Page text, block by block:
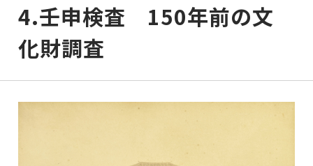
4.壬申検査 150年前の文
化財調査